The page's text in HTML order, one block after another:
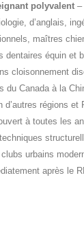
polyvalent –
d’anglais,
maîtres
dentaires équin et
cloisonnement
du Canada à la
d’autres régions et
à toutes les
urbains
après le